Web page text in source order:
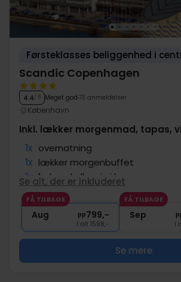
Førsteklasses beliggenhed i
Scandic Copenhagen
4.4/ 5 Meget god 73 anmeldelser
København
Inkl. lækker morgenmad, tapas,
1x overnatning
1x lækker morgenbuffet
1x 1 glas øl eller vin i baren
1x Tapas
1x kaffe to go
Se alt, der er inkluderet
FÅ TILBAGE
Aug pp799,-
I alt 1598,-
FÅ TILBAGE
Sep
I
Se mere